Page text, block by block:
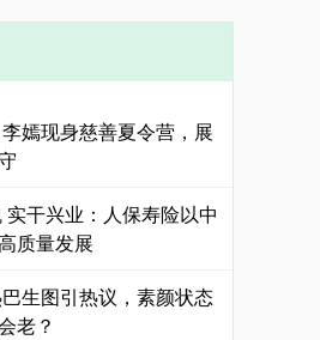
嫣现身慈善夏令营，展
干兴业：人保寿险以中
质量发展
生图引热议，素颜状态
老？